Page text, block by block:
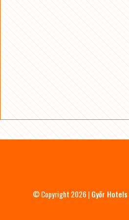
© Copyright 2026 | Győr Hotels